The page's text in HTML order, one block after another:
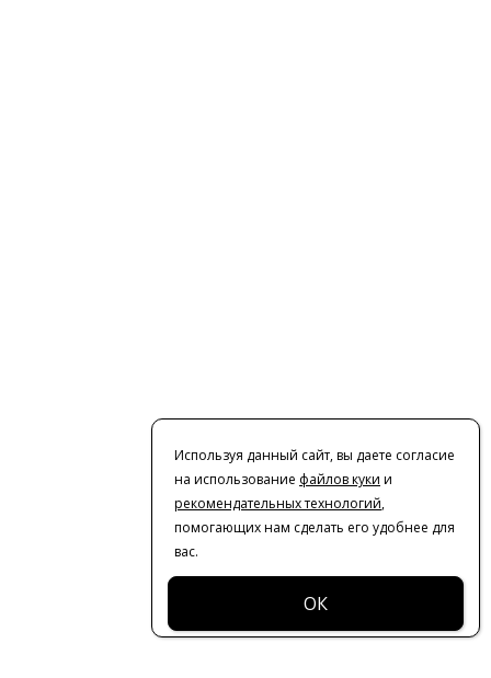
Используя данный сайт, вы даете согласие
на использование файлов куки и
рекомендательных технологий,
помогающих нам сделать его удобнее для
вас.